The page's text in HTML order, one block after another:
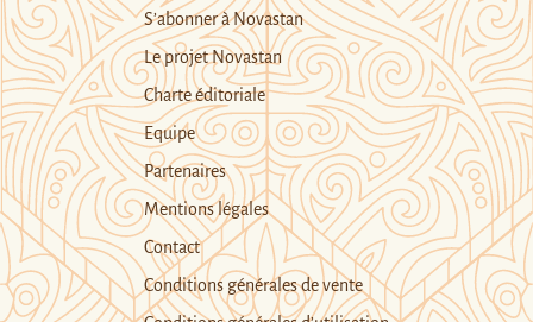
S’abonner à Novastan
Le projet Novastan
Charte éditoriale
Equipe
Partenaires
Mentions légales
Contact
Conditions générales de vente